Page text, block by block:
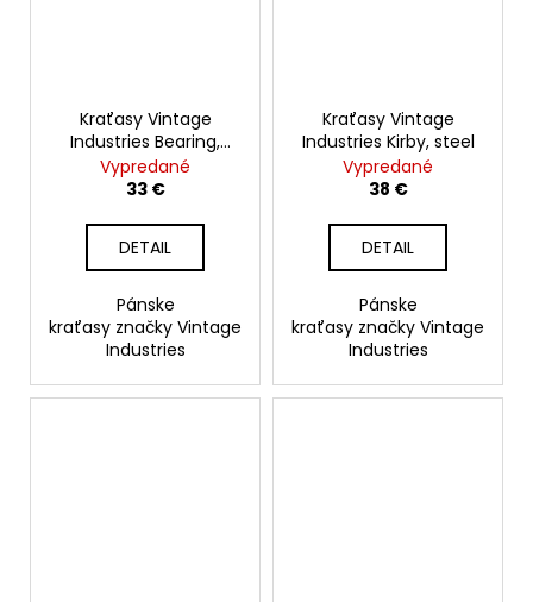
Kraťasy Vintage
Industries Bearing,
beige
Vypredané
33 €
DETAIL
Pánske
kraťasy značky Vintage
Industries
Kraťasy Vintage
Industries Kirby, steel
Vypredané
38 €
DETAIL
Pánske
kraťasy značky Vintage
Industries